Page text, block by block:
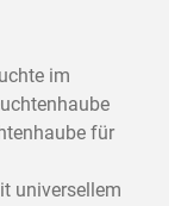
im
für
universellem